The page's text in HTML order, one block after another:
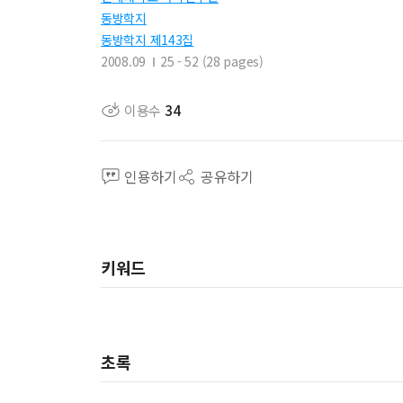
동방학지
동방학지 제143집
2008.09
25 - 52 (28 pages)
이용수 34
인용하기 공유하기
키워드
초록